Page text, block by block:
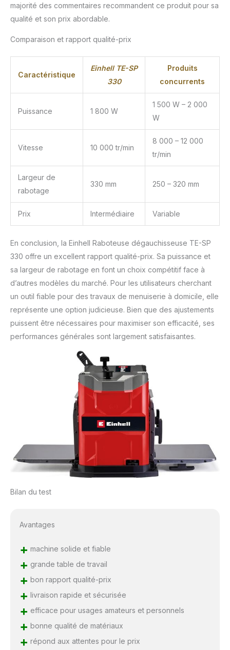
majorité des commentaires recommandent ce produit pour sa
qualité et son prix abordable.
Comparaison et rapport qualité-prix
Caractéristique
Einhell TE-SP
330
Produits
concurrents
Puissance 1 800 W
1 500 W – 2 000
W
Vitesse 10 000 tr/min
8 000 – 12 000
tr/min
Largeur de
rabotage
330 mm 250 – 320 mm
Prix Intermédiaire Variable
En conclusion, la Einhell Raboteuse dégauchisseuse TE-SP
330 offre un excellent rapport qualité-prix. Sa puissance et
sa largeur de rabotage en font un choix compétitif face à
d’autres modèles du marché. Pour les utilisateurs cherchant
un outil fiable pour des travaux de menuiserie à domicile, elle
représente une option judicieuse. Bien que des ajustements
puissent être nécessaires pour maximiser son efficacité, ses
performances générales sont largement satisfaisantes.
Bilan du test
Avantages
+ machine solide et fiable
+ grande table de travail
+ bon rapport qualité-prix
+ livraison rapide et sécurisée
+ efficace pour usages amateurs et personnels
+ bonne qualité de matériaux
+ répond aux attentes pour le prix